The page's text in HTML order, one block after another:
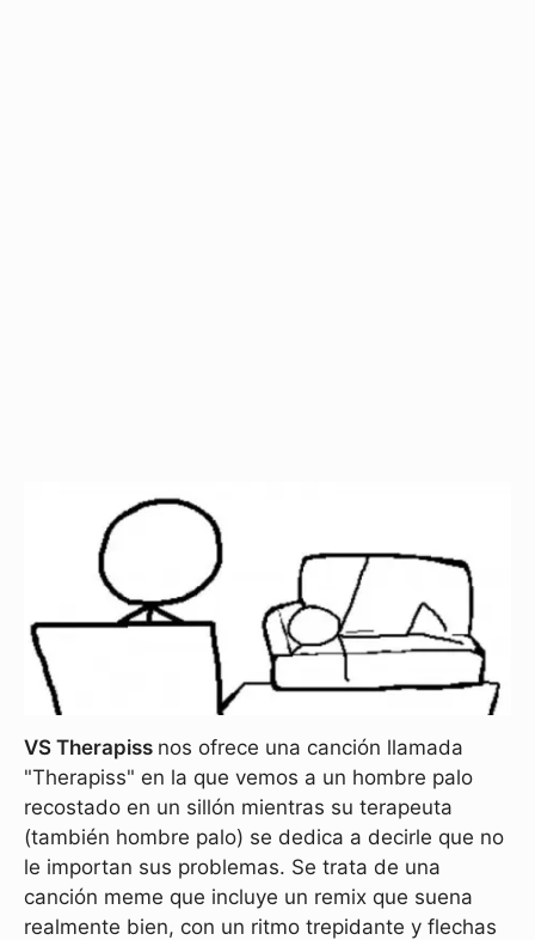
VS Therapiss nos ofrece una canción llamada
"Therapiss" en la que vemos a un hombre palo
recostado en un sillón mientras su terapeuta
(también hombre palo) se dedica a decirle que no
le importan sus problemas. Se trata de una
canción meme que incluye un remix que suena
realmente bien, con un ritmo trepidante y flechas